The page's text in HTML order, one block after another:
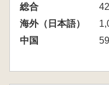
総合
海外（日本語）
中国